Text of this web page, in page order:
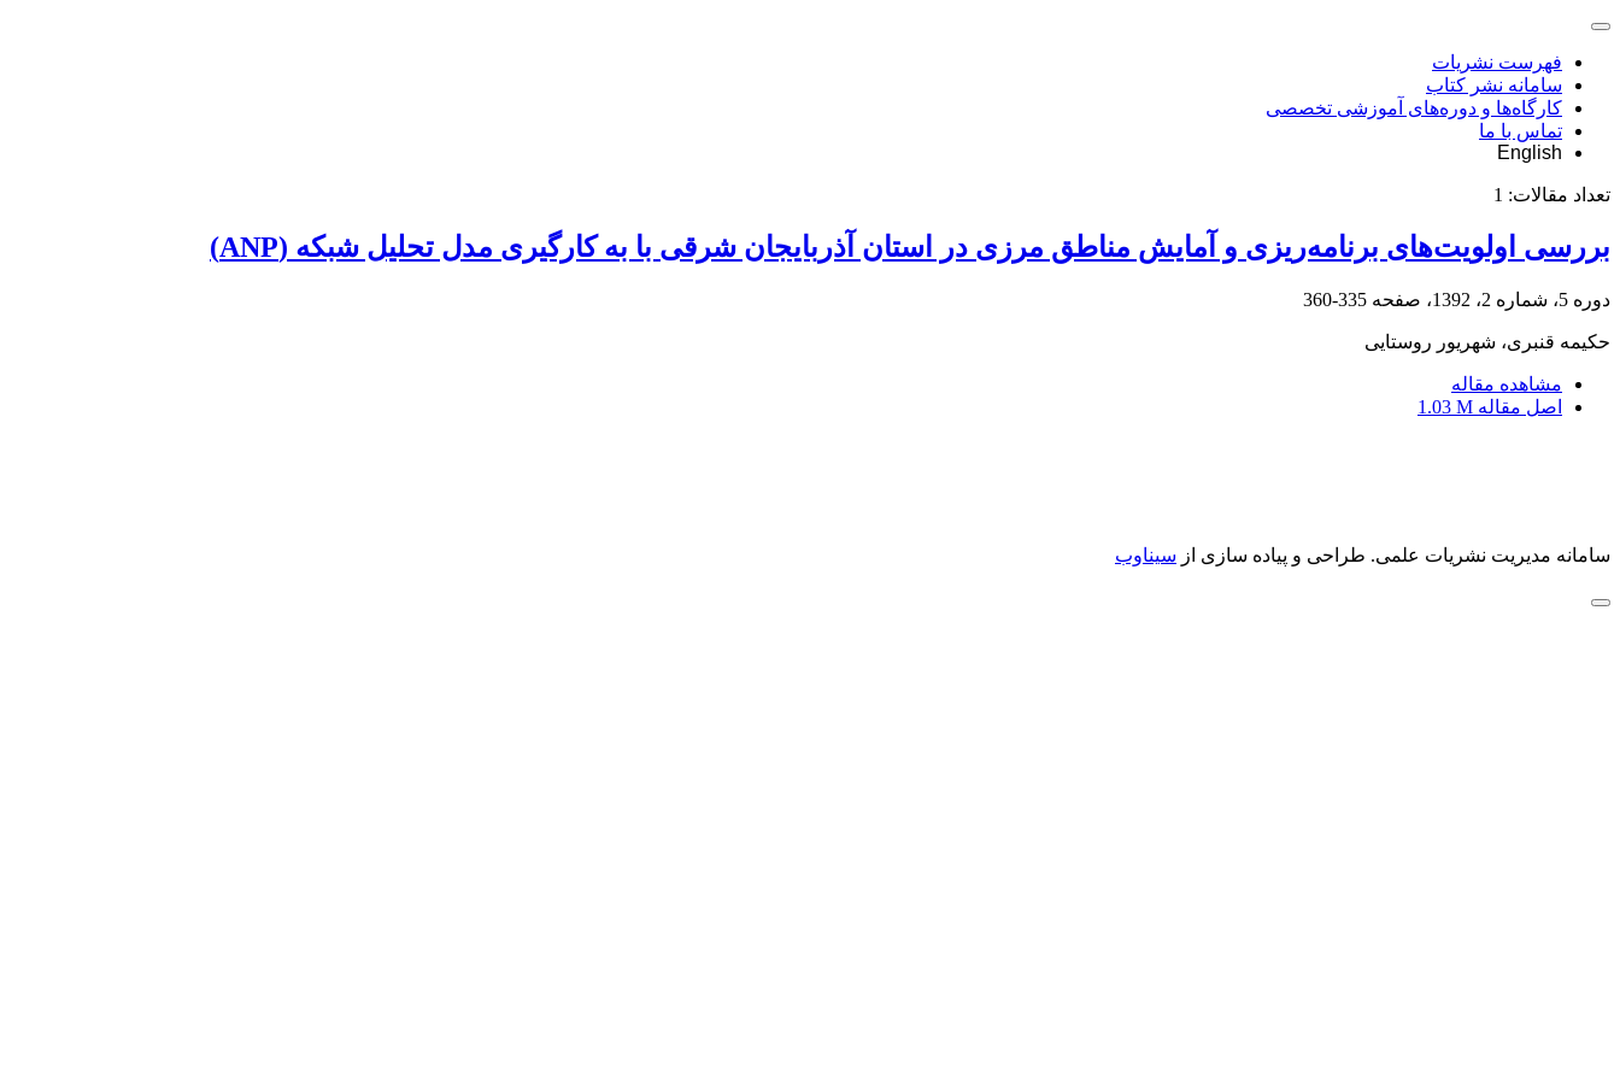
فهرست نشریات
سامانه نشر کتاب
کارگاه‌ها و دوره‌های آموزشی تخصصی
تماس با ما
English
تعداد مقالات: 1
بررسی اولویت‌های برنامه‌ریزی و آمایش مناطق مرزی در استان آذربایجان شرقی با به کارگیری مدل تحلیل شبکه (ANP)
دوره 5، شماره 2، 1392، صفحه 335-360
حکیمه قنبری، شهریور روستایی
مشاهده مقاله
اصل مقاله 1.03 M
سامانه مدیریت نشریات علمی. طراحی و پیاده سازی از سیناوب